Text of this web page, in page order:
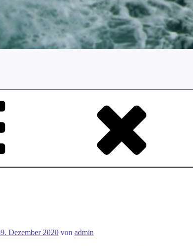
9. Dezember 2020 von admin